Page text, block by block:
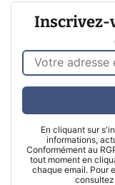
Inscrivez-
En cliquant sur
informations,
Conformément au
tout moment en
chaque email. Pour